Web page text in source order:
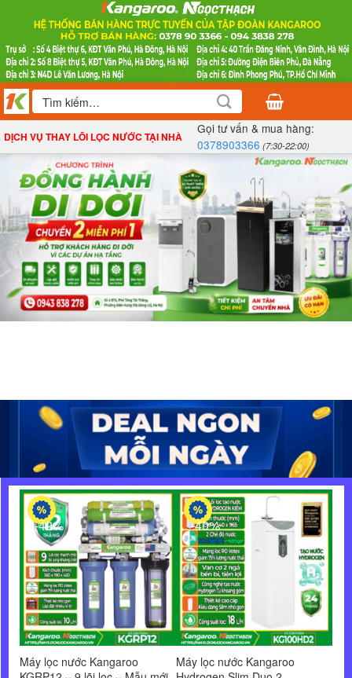
nội
dung
Tìm
kiếm:
DỊCH VỤ THAY LÕI LỌC NƯỚC TẠI NHÀ
Gọi tư vấn & mua hàng:
0378903366 (7:30-22:00)
-42%
Máy lọc nước Kangaroo
-40%
Máy lọc nước Kangaroo